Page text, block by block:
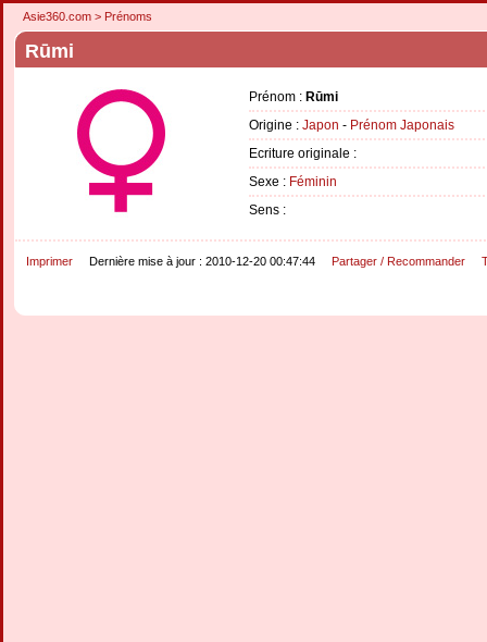
Asie360.com > Prénoms
Rūmi
Prénom : Rūmi
Origine : Japon - Prénom Japonais
Ecriture originale :
Sexe : Féminin
Sens :
Imprimer Dernière mise à jour : 2010-12-20 00:47:44 Partager / Recommander